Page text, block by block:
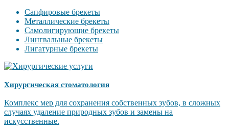
Сапфировые брекеты
Металлические брекеты
Самолигирующие брекеты
Лингвальные брекеты
Лигатурные брекеты
Хирургическая стоматология
Комплекс мер для сохранения собственных зубов, в сложных
случаях удаление природных зубов и замены на
искусственные.